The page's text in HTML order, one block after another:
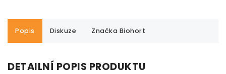
Popis Diskuze Značka Biohort
DETAILNÍ POPIS PRODUKTU